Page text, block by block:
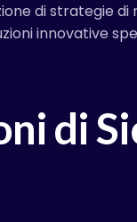
di strategie
innovative
di